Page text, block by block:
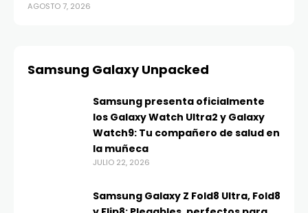
AGOSTO 7, 2026
Samsung Galaxy Unpacked
Samsung presenta oficialmente
los Galaxy Watch Ultra2 y Galaxy
Watch9: Tu compañero de salud en
la muñeca
JULIO 22, 2026
Samsung Galaxy Z Fold8 Ultra, Fold8